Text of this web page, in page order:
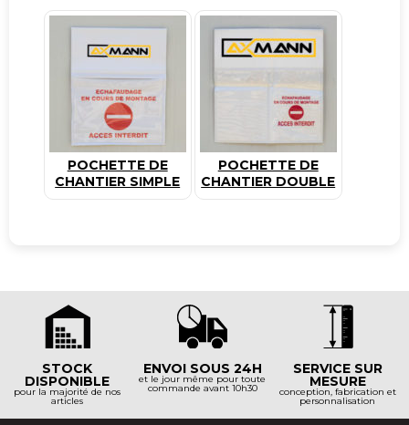
POCHETTE DE
CHANTIER SIMPLE
POCHETTE DE
CHANTIER DOUBLE
STOCK
DISPONIBLE
pour la majorité de nos
articles
ENVOI SOUS 24H
et le jour même pour toute
commande avant 10h30
SERVICE SUR
MESURE
conception, fabrication et
personnalisation